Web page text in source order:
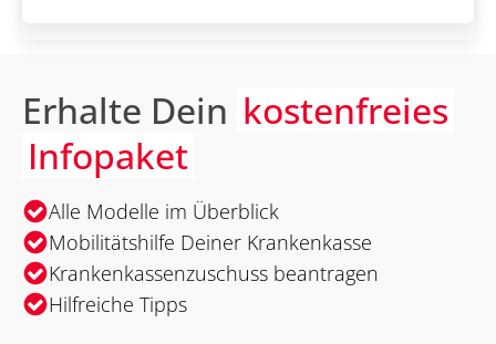
Erhalte Dein kostenfreies
Infopaket
Alle Modelle im Überblick
Mobilitätshilfe Deiner Krankenkasse
Krankenkassenzuschuss beantragen
Hilfreiche Tipps